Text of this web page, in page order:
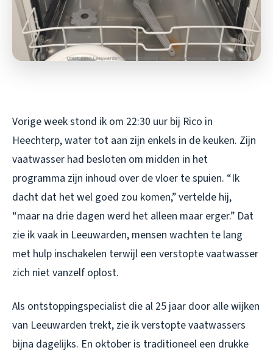
Vorige week stond ik om 22:30 uur bij Rico in
Heechterp, water tot aan zijn enkels in de keuken. Zijn
vaatwasser had besloten om midden in het
programma zijn inhoud over de vloer te spuien. “Ik
dacht dat het wel goed zou komen,” vertelde hij,
“maar na drie dagen werd het alleen maar erger.” Dat
zie ik vaak in Leeuwarden, mensen wachten te lang
met hulp inschakelen terwijl een verstopte vaatwasser
zich niet vanzelf oplost.
Als ontstoppingspecialist die al 25 jaar door alle wijken
van Leeuwarden trekt, zie ik verstopte vaatwassers
bijna dagelijks. En oktober is traditioneel een drukke